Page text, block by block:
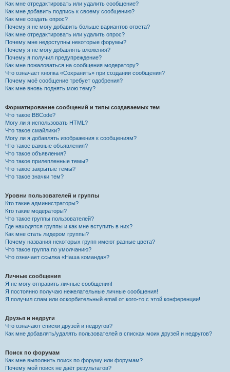
Как мне отредактировать или удалить сообщение?
Как мне добавить подпись к своему сообщению?
Как мне создать опрос?
Почему я не могу добавить больше вариантов ответа?
Как мне отредактировать или удалить опрос?
Почему мне недоступны некоторые форумы?
Почему я не могу добавлять вложения?
Почему я получил предупреждение?
Как мне пожаловаться на сообщения модератору?
Что означает кнопка «Сохранить» при создании сообщения?
Почему моё сообщение требует одобрения?
Как мне вновь поднять мою тему?
Форматирование сообщений и типы создаваемых тем
Что такое BBCode?
Могу ли я использовать HTML?
Что такое смайлики?
Могу ли я добавлять изображения к сообщениям?
Что такое важные объявления?
Что такое объявления?
Что такое прилепленные темы?
Что такое закрытые темы?
Что такое значки тем?
Уровни пользователей и группы
Кто такие администраторы?
Кто такие модераторы?
Что такое группы пользователей?
Где находятся группы и как мне вступить в них?
Как мне стать лидером группы?
Почему названия некоторых групп имеют разные цвета?
Что такое группа по умолчанию?
Что означает ссылка «Наша команда»?
Личные сообщения
Я не могу отправить личные сообщения!
Я постоянно получаю нежелательные личные сообщения!
Я получил спам или оскорбительный email от кого-то с этой конференции!
Друзья и недруги
Что означают списки друзей и недругов?
Как мне добавлять/удалять пользователей в списках моих друзей и недругов?
Поиск по форумам
Как мне выполнить поиск по форуму или форумам?
Почему мой поиск не даёт результатов?